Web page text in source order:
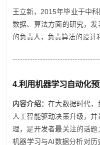
王立新，2015年毕业于中
数据、算法方面的研究，
的负责人，负责算法的设计
4.利用机器学习自动化
内容介绍：在大数据时代，
人工智能驱动决策升级，
理，是开发者最关注的话
机器学习与AI数据分析对